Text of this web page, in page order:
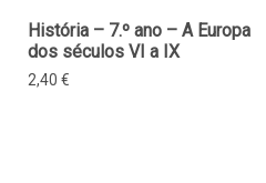
História – 7.º ano – A Europa
dos séculos VI a IX
2,40 €